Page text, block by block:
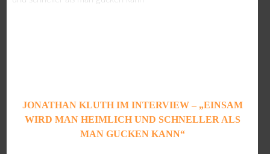
JONATHAN KLUTH IM INTERVIEW – „EINSAM
WIRD MAN HEIMLICH UND SCHNELLER ALS
MAN GUCKEN KANN“